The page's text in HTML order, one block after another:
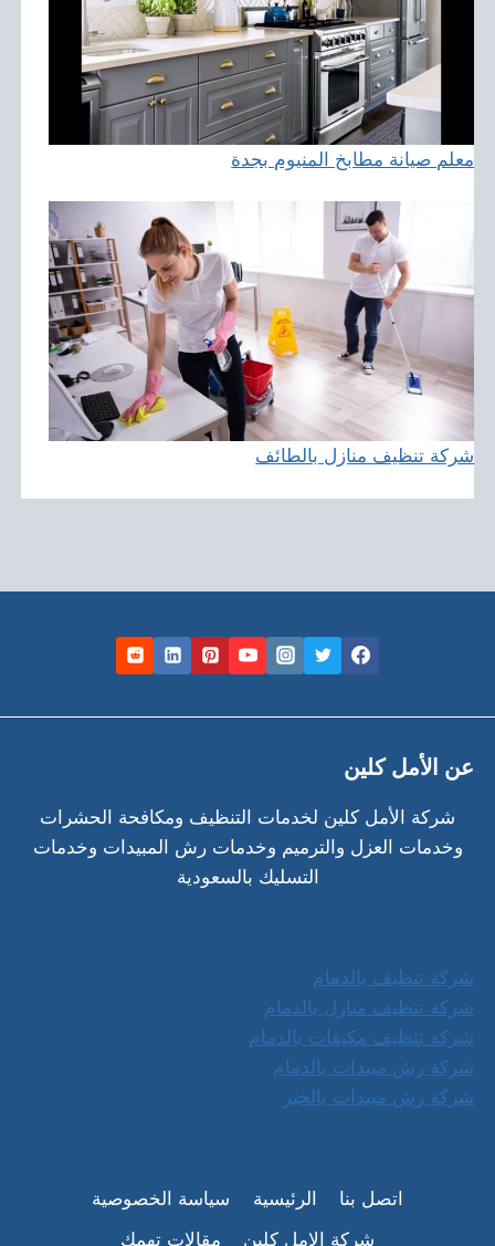
معلم صيانة مطابخ المنيوم بجدة
شركة تنظيف منازل بالطائف
عن الأمل كلين
شركة الأمل كلين لخدمات التنظيف ومكافحة الحشرات
وخدمات العزل والترميم وخدمات رش المبيدات وخدمات
التسليك بالسعودية
شركة تنظيف بالدمام
شركة تنظيف منازل بالدمام
شركة تنظيف مكيفات بالدمام
شركة رش مبيدات بالدمام
شركة رش مبيدات بالخبر
اتصل بنا الرئيسية
سياسة الخصوصية
شركة الامل كلين
مقالات تهمك